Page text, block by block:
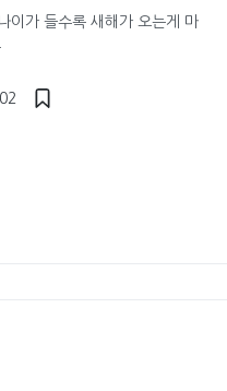
이가 들수록 새해가 오는게 마